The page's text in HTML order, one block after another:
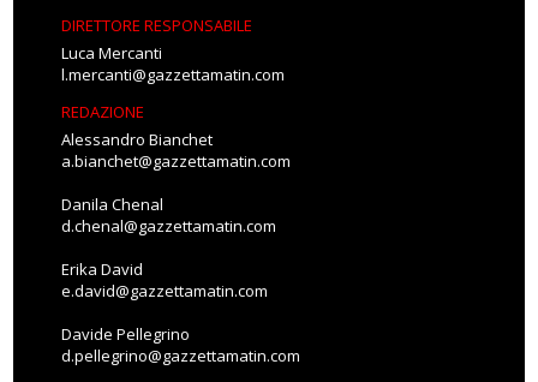
DIRETTORE RESPONSABILE
Luca Mercanti
l.mercanti@gazzettamatin.com
REDAZIONE
Alessandro Bianchet
a.bianchet@gazzettamatin.com
Danila Chenal
d.chenal@gazzettamatin.com
Erika David
e.david@gazzettamatin.com
Davide Pellegrino
d.pellegrino@gazzettamatin.com